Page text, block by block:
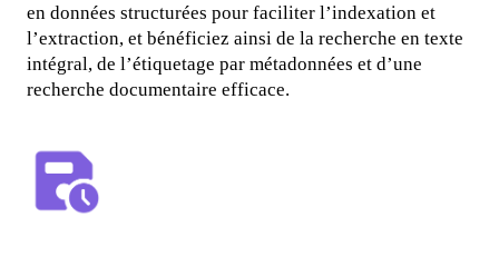
en données structurées pour faciliter l’indexation et
l’extraction, et bénéficiez ainsi de la recherche en texte
intégral, de l’étiquetage par métadonnées et d’une
recherche documentaire efficace.